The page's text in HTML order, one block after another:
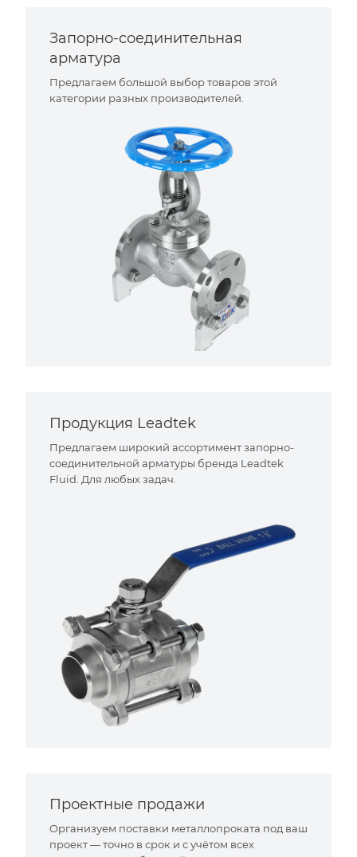
Запорно-соединительная
арматура
Предлагаем большой выбор товаров этой
категории разных производителей.
Продукция Leadtek
Предлагаем широкий ассортимент запорно-
соединительной арматуры бренда Leadtek
Fluid. Для любых задач.
Проектные продажи
Организуем поставки металлопроката под ваш
проект — точно в срок и с учётом всех